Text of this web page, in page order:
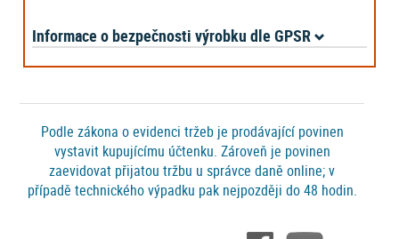
Informace o bezpečnosti výrobku dle GPSR
Podle zákona o evidenci tržeb je prodávající povinen
vystavit kupujícímu účtenku. Zároveň je povinen
zaevidovat přijatou tržbu u správce daně online; v
případě technického výpadku pak nejpozději do 48 hodin.